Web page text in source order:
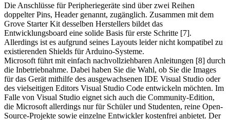
Die Anschlüsse für Peripheriegeräte sind über zwei Reihen
doppelter Pins, Header genannt, zugänglich. Zusammen mit dem
Grove Starter Kit desselben Herstellers bildet das
Entwicklungsboard eine solide Basis für erste Schritte [7].
Allerdings ist es aufgrund seines Layouts leider nicht kompatibel zu
existierenden Shields für Arduino-Systeme.
Microsoft führt mit einfach nachvollziehbaren Anleitungen [8] durch
die Inbetriebnahme. Dabei haben Sie die Wahl, ob Sie die Images
für das Gerät mithilfe des ausgewachsenen IDE Visual Studio oder
des vielseitigen Editors Visual Studio Code entwickeln möchten. Im
Falle von Visual Studio eignet sich auch die Community-Edition,
die Microsoft allerdings nur für Schüler und Studenten, reine Open-
Source-Projekte sowie einzelne Entwickler kostenfrei anbietet. Der